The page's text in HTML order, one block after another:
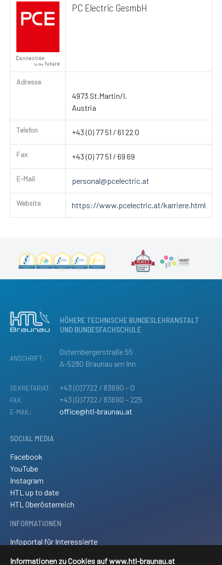
Informationen zu Cookies auf www.htl-braunau.at
PC Electric GesmbH
Adresse
4973 St.Martin/I.
Austria
Telefon +43 (0) 77 51 / 61 22 0
Fax +43 (0) 77 51 / 69 69
E-Mail personal@pcelectric.at
Website https://www.pcelectric.at/karriere.html
HÖHERE TECHNISCHE BUNDESLEHRANSTALT
UND BUNDESFACHSCHULE
ANSCHRIFT:
Osternbergerstraße 55
A-5280 Braunau am Inn
SEKRETARIAT: +43 (0)7722 / 83690 – 0
FAX: +43 (0)7722 / 83690 – 225
E-MAIL: office@htl-braunau.at
SOCIAL MEDIA
Facebook
YouTube
Instagram
HTL up to date
HTL Oberösterreich
INFORMATIONEN
Infoportal für Interessierte